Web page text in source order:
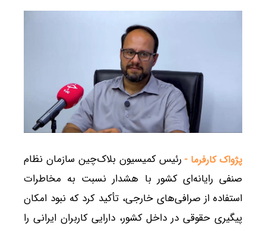
پژواک کارفرما - رئیس کمیسیون بلاک‌چین سازمان نظام
صنفی رایانه‌ای کشور با هشدار نسبت به مخاطرات
استفاده از صرافی‌های خارجی، تأکید کرد که نبود امکان
پیگیری حقوقی در داخل کشور، دارایی کاربران ایرانی را